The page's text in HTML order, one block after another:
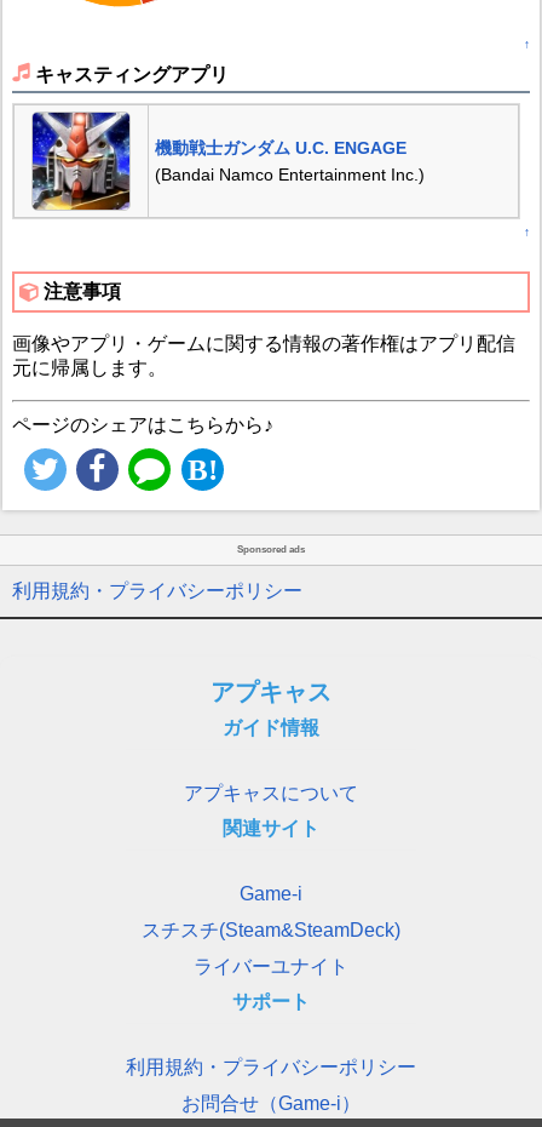
↑
キャスティングアプリ
機動戦士ガンダム U.C. ENGAGE
(Bandai Namco Entertainment Inc.)
↑
注意事項
画像やアプリ・ゲームに関する情報の著作権はアプリ配信
元に帰属します。
ページのシェアはこちらから♪
Sponsored ads
利用規約・プライバシーポリシー
アプキャス
ガイド情報
アプキャスについて
関連サイト
Game-i
スチスチ(Steam&SteamDeck)
ライバーユナイト
サポート
利用規約・プライバシーポリシー
お問合せ（Game-i）